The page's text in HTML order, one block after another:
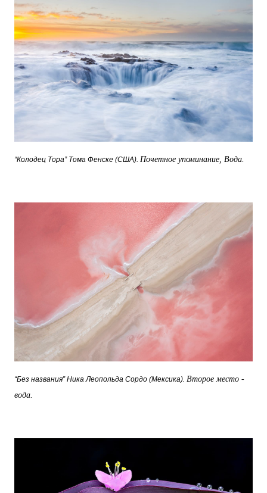
“Колодец Тора” Тома Фенске (США). Почетное упоминание, Вода.
“Без названия” Ника Леопольда Сордо (Мексика). Второе место -
вода.